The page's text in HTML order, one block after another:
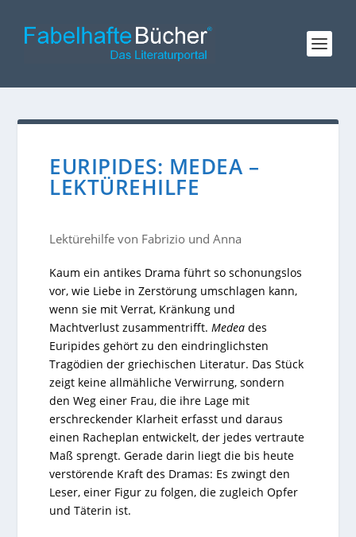
EURIPIDES: MEDEA –
LEKTÜREHILFE
Lektürehilfe von Fabrizio und Anna
Kaum ein antikes Drama führt so schonungslos
vor, wie Liebe in Zerstörung umschlagen kann,
wenn sie mit Verrat, Kränkung und
Machtverlust zusammentrifft.Medea des
Euripides gehört zu den eindringlichsten
Tragödien der griechischen Literatur. Das Stück
zeigt keine allmähliche Verwirrung, sondern
den Weg einer Frau, die ihre Lage mit
erschreckender Klarheit erfasst und daraus
einen Racheplan entwickelt, der jedes vertraute
Maß sprengt. Gerade darin liegt die bis heute
verstörende Kraft des Dramas: Es zwingt den
Leser, einer Figur zu folgen, die zugleich Opfer
und Täterin ist.